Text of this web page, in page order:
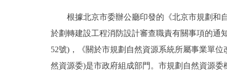
根據北京市委辦公廳印發的《北京市規劃和自
於劃轉建設工程消防設計審查職責有關事項的通
52號)，《關於市規劃自然資源系統所屬事業單
然資源委)是市政府組成部門。市規劃自然資源